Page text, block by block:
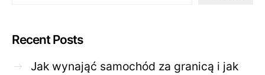
Recent Posts
Jak wynająć samochód za granicą i jak